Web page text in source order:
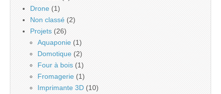
Drone (1)
Non classé (2)
Projets (26)
Aquaponie (1)
Domotique (2)
Four à bois (1)
Fromagerie (1)
Imprimante 3D (10)